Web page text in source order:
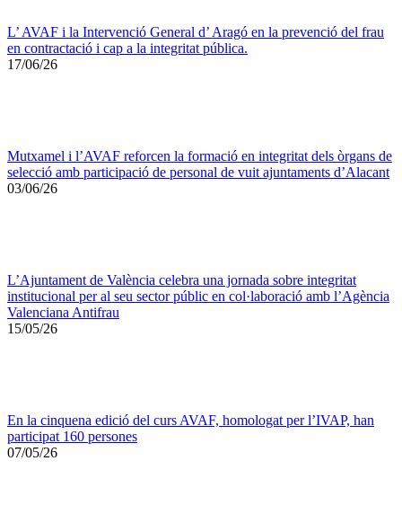
L’ AVAF i la Intervenció General d’ Aragó en la prevenció del frau
en contractació i cap a la integritat pública.
17/06/26
Mutxamel i l’AVAF reforcen la formació en integritat dels òrgans de
selecció amb participació de personal de vuit ajuntaments d’Alacant
03/06/26
L’Ajuntament de València celebra una jornada sobre integritat
institucional per al seu sector públic en col·laboració amb l’Agència
Valenciana Antifrau
15/05/26
En la cinquena edició del curs AVAF, homologat per l’IVAP, han
participat 160 persones
07/05/26